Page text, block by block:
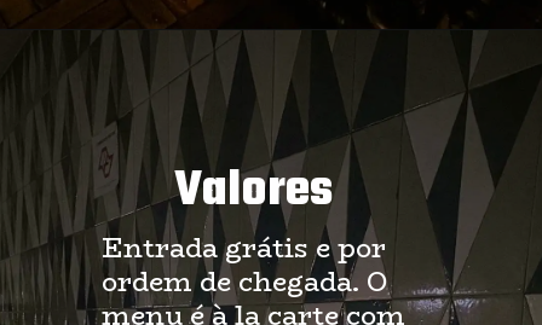
Valores
Entrada grátis e por
ordem de chegada. O
menu é à la carte com